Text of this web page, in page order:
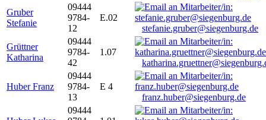
Gruber
Stefanie
09444
9784-
12
E.02
stefanie.gruber@siegenburg.de
Grüttner
Katharina
09444
9784-
42
1.07
Huber Franz
09444
9784-
13
E 4
franz.huber@siegenburg.de
09444